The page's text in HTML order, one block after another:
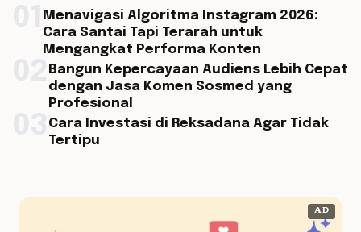
Menavigasi Algoritma Instagram 2026:
Cara Santai Tapi Terarah untuk
Mengangkat Performa Konten
Bangun Kepercayaan Audiens Lebih Cepat
dengan Jasa Komen Sosmed yang
Profesional
Cara Investasi di Reksadana Agar Tidak
Tertipu
AD